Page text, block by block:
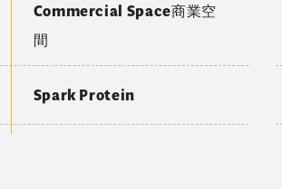
Commercial Space商業空
間
Spark Protein